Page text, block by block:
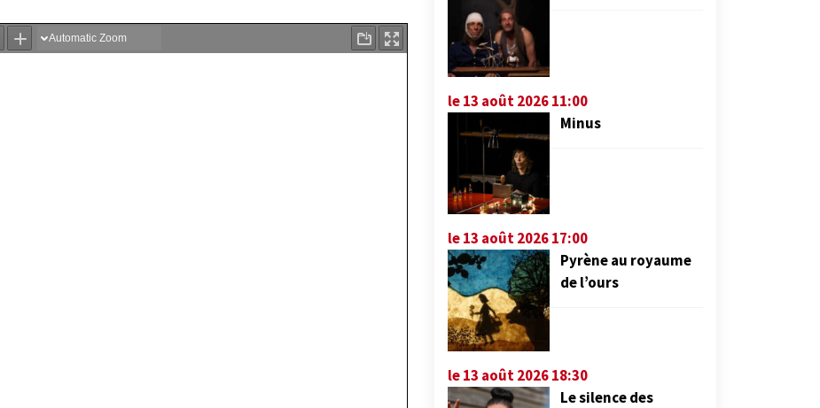
le 13 août 2026 11:00
Minus
le 13 août 2026 17:00
Pyrène au royaume
de l’ours
le 13 août 2026 18:30
Le silence des